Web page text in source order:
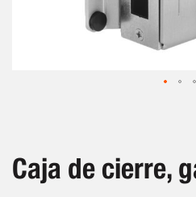
de
la
Caja de cierre,